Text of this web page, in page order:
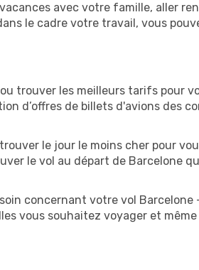
avec votre famille, aller
le cadre votre travail, vous
trouver les meilleurs tarifs pour
d’offres de billets d'avions des
le jour le moins cher pour
le vol au départ de Barcelone
concernant votre vol Barcelone
vous souhaitez voyager et